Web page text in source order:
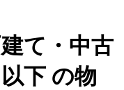
て・中古
下 の物